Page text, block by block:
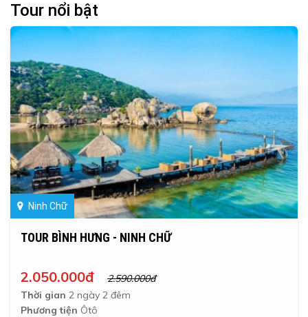
Tour nổi bật
Ninh Chữ
TOUR BÌNH HƯNG - NINH CHỮ
2.050.000đ
2.590.000đ
Thời gian 2 ngày 2 đêm
Phương tiện Ôtô